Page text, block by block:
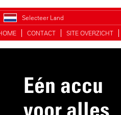
Selecteer Land
CONTACT SITE OVERZICHT
Eén accu
voor alles
Handiger
De handige